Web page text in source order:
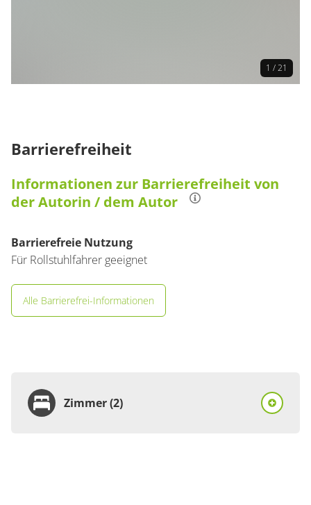
1 / 21
Barrierefreiheit
Informationen zur Barrierefreiheit von
der Autorin / dem Autor
Barrierefreie Nutzung
Für Rollstuhlfahrer geeignet
Alle Barrierefrei-Informationen
Zimmer (2)